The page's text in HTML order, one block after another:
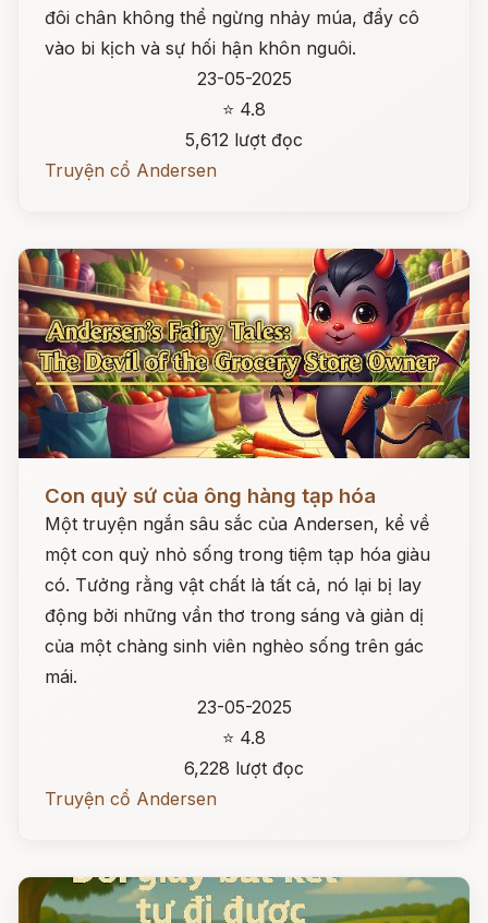
đôi chân không thể ngừng nhảy múa, đẩy cô
vào bi kịch và sự hối hận khôn nguôi.
23-05-2025
⭐ 4.8
5,612 lượt đọc
Truyện cổ Andersen
Con quỷ sứ của ông hàng tạp hóa
Một truyện ngắn sâu sắc của Andersen, kể về
một con quỷ nhỏ sống trong tiệm tạp hóa giàu
có. Tưởng rằng vật chất là tất cả, nó lại bị lay
động bởi những vần thơ trong sáng và giản dị
của một chàng sinh viên nghèo sống trên gác
mái.
23-05-2025
⭐ 4.8
6,228 lượt đọc
Truyện cổ Andersen